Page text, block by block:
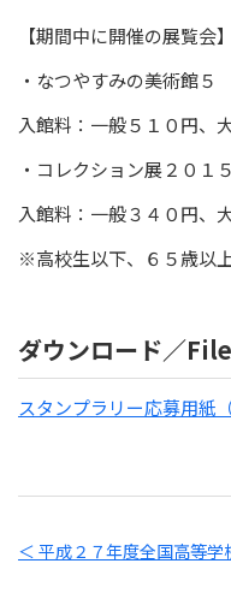
【期間中に開催の展覧会】
・なつやすみの美術館
入館料：一般５１０円
・コレクション展２０
入館料：一般３４０円
※高校生以下、６５歳以
ダウンロード／
スタンプラリー応募用紙
＜ 平成２７年度全国高等